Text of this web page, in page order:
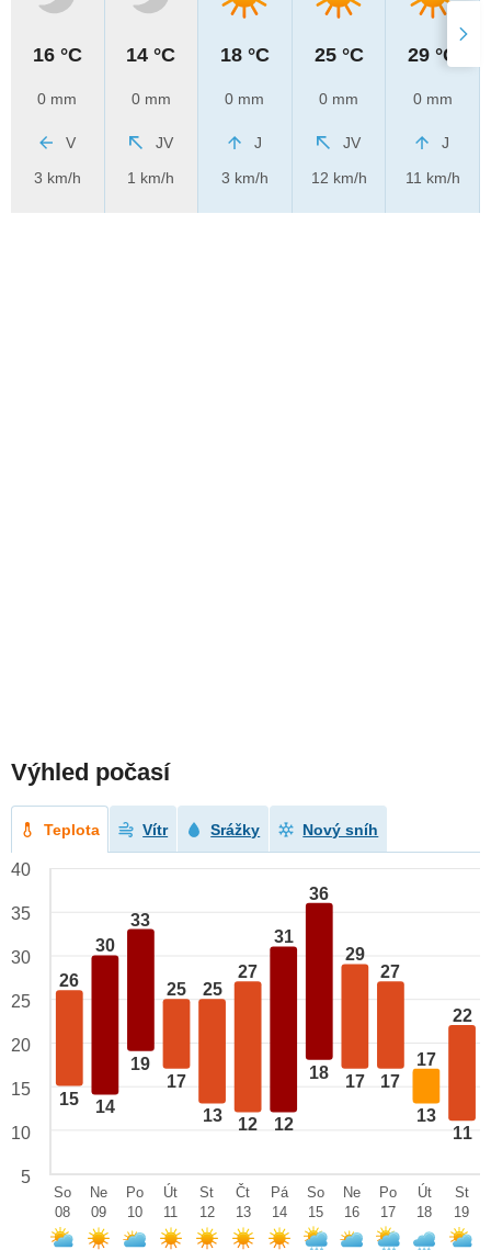
16 °C
0 mm
V
3 km/h
14 °C
0 mm
JV
1 km/h
18 °C
0 mm
J
3 km/h
25 °C
0 mm
JV
12 km/h
29 °C
0 mm
J
11 km/h
Výhled počasí
Teplota Vítr Srážky Nový sníh
26
15
30
14
33
19
25
17
25
13
27
12
31
12
36
18
29
17
27
17
17
13
22
11
40
35
30
25
20
15
10
5
So
08
Ne
09
Po
10
Út
11
St
12
Čt
13
Pá
14
So
15
Ne
16
Po
17
Út
18
St
19